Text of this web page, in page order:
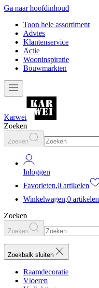
Ga naar hoofdinhoud
Toon hele assortiment
Advies
Klantenservice
Actie
Wooninspiratie
Bouwmarkten
Karwei
Zoeken
Zoeken
Inloggen
Favorieten,0 artikelen
Winkelwagen,0 artikelen
Zoeken
Zoeken
Zoekbalk sluiten
Raamdecoratie
Vloeren